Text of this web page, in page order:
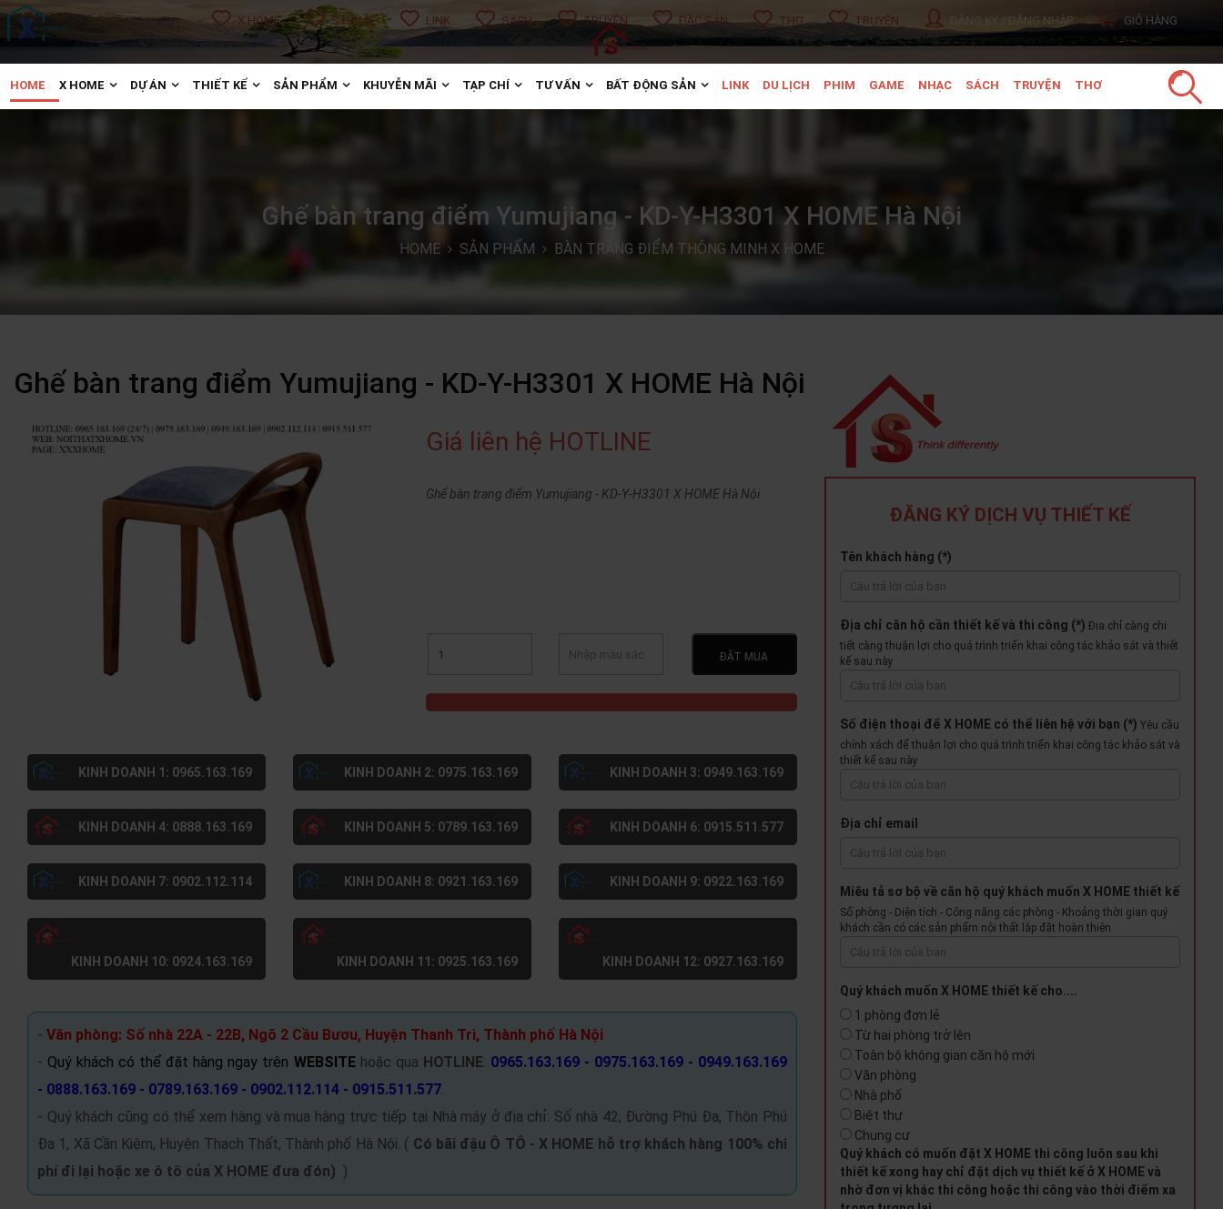
X HOME S HOME LINK SÁCH TRUYỆN ĐẶC SẢN THƠ TRUYỆN ĐĂNG KÝ / ĐĂNG NHẬP GIỎ HÀNG
HOME X HOME DỰ ÁN THIẾT KẾ SẢN PHẨM KHUYỄN MÃI TẠP CHÍ TƯ VẤN BẤT ĐỘNG SẢN LINK DU LỊCH PHIM GAME NHẠC SÁCH TRUYỆN THƠ
Ghế bàn trang điểm Yumujiang - KD-Y-H3301 X HOME Hà Nội
HOME SẢN PHẨM BÀN TRANG ĐIỂM THÔNG MINH X HOME
Ghế bàn trang điểm Yumujiang - KD-Y-H3301 X HOME Hà Nội
Giá liên hệ HOTLINE
Ghế bàn trang điểm Yumujiang - KD-Y-H3301 X HOME Hà Nội
ĐẶT MUA
KINH DOANH 1: 0965.163.169 KINH DOANH 2: 0975.163.169 KINH DOANH 3: 0949.163.169
KINH DOANH 4: 0888.163.169 KINH DOANH 5: 0789.163.169 KINH DOANH 6: 0915.511.577
KINH DOANH 7: 0902.112.114 KINH DOANH 8: 0921.163.169 KINH DOANH 9: 0922.163.169
KINH DOANH 10: 0924.163.169 KINH DOANH 11: 0925.163.169 KINH DOANH 12: 0927.163.169
- Văn phòng: Số nhà 22A - 22B, Ngõ 2 Cầu Bươu, Huyện Thanh Trì, Thành phố Hà Nội
- Quý khách có thể đặt hàng ngay trên WEBSITE hoặc qua HOTLINE: 0965.163.169 - 0975.163.169 - 0949.163.169
- 0888.163.169 - 0789.163.169 - 0902.112.114 - 0915.511.577.
- Quý khách cũng có thể xem hàng và mua hàng trực tiếp tại Nhà máy ở địa chỉ: Số nhà 42, Đường Phú Đa, Thôn Phú
Đa 1, Xã Cần Kiệm, Huyện Thạch Thất, Thành phố Hà Nội. ( Có bãi đậu Ô TÔ - X HOME hỗ trợ khách hàng 100% chi
phí đi lại hoặc xe ô tô của X HOME đưa đón) )
ĐĂNG KÝ DỊCH VỤ THIẾT KẾ
Tên khách hàng (*)
Địa chỉ căn hộ cần thiết kế và thi công (*) Địa chỉ càng chi
tiết càng thuận lợi cho quá trình triển khai công tác khảo sát và thiết
kế sau này
Số điện thoại để X HOME có thể liên hệ với bạn (*) Yêu cầu
chính xách để thuận lợi cho quá trình triển khai công tác khảo sát và
thiết kế sau này
Địa chỉ email
Miêu tả sơ bộ về căn hộ quý khách muốn X HOME thiết kế
Số phòng - Diện tích - Công năng các phòng - Khoảng thời gian quý
khách cần có các sản phẩm nội thất lắp đặt hoàn thiện
Quý khách muốn X HOME thiết kế cho....
1 phòng đơn lẻ
Từ hai phòng trở lên
Toàn bộ không gian căn hộ mới
Văn phòng
Nhà phố
Biệt thự
Chung cư
Quý khách có muốn đặt X HOME thi công luôn sau khi
thiết kế xong hay chỉ đặt dịch vụ thiết kế ở X HOME và
nhờ đơn vị khác thi công hoặc thi công vào thời điểm xa